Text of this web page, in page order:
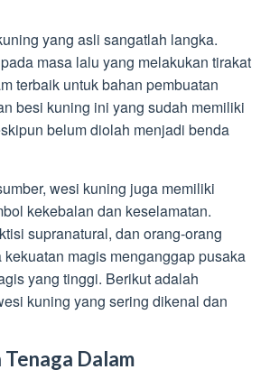
yang asli sangatlah langka.
masa lalu yang melakukan tirakat
terbaik untuk bahan pembuatan
besi kuning ini yang sudah memiliki
belum diolah menjadi benda
wesi kuning juga memiliki
kekebalan dan keselamatan.
supranatural, dan orang-orang
magis menganggap pusaka
yang tinggi. Berikut adalah
kuning yang sering dikenal dan
Dalam